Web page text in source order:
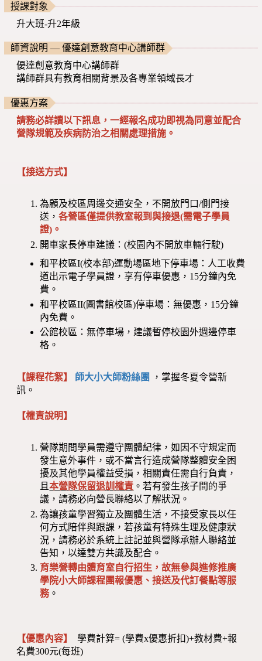
授課對象
升大班-升2年級
師資說明 — 優達創意教育中心講師群
優達創意教育中心講師群
講師群具有教育相關背景及各專業領域長才
優惠方案
請務必詳讀以下訊息，一經報名成功即視為同意並配合
營隊規範及疾病防治之相關處理措施。
【接送方式】
為顧及校區周邊交通安全，不開放門口/側門接
送，各營區僅提供教室報到與接退(需電子學員
證)。
開車家長停車建議：(校園內不開放車輛行駛)
和平校區I(校本部)運動場區地下停車場：人工收費
道出示電子學員證，享有停車優惠，15分鐘內免
費。
和平校區II(圖書館校區)停車場：無優惠，15分鐘
內免費。
公館校區：無停車場，建議暫停校園外週邊停車
格。
【課程花絮】 師大小大師粉絲團
，掌握冬夏令營新
訊。
【權責說明】
營隊期間學員需遵守團體紀律，如因不守規定而
發生意外事件，或不當言行造成營隊整體安全困
擾及其他學員權益受損，相關責任需自行負責，
且本營隊保留退訓權責 。若有發生孩子間的爭
議，請務必向營長聯絡以了解狀況。
為讓孩童學習獨立及團體生活，不接受家長以任
何方式陪伴與跟課，若孩童有特殊生理及健康狀
況，請務必於系統上註記並與營隊承辦人聯絡並
告知，以達雙方共識及配合。
育樂營轉由體育室自行招生，故無參與進修推廣
學院小大師課程團報優惠、接送及代訂餐點等服
務。
【優惠內容】
學費計算= (學費x優惠折扣)+教材費+報
名費300元(每班)